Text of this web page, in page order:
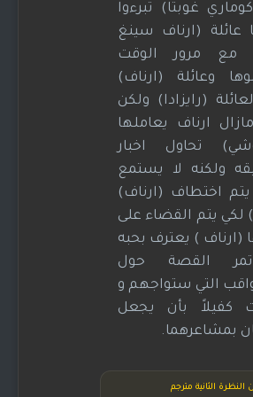
غوبتا) تبرءوا
عائلة (ارناف سينغ
مع مرور الوقت
وعائلة (ارناف)
(رايزادا) ولكن
ارناف يعاملها
تحاول اخبار
ولكنه لا يستمع
اختطاف (ارناف)
يتم القضاء على
(ارناف ) يعترف بحبه
القصة حول
التي ستواجهم و
كفيلاً بأن يجعل
بمشاعرهما.
الثانية مترجم